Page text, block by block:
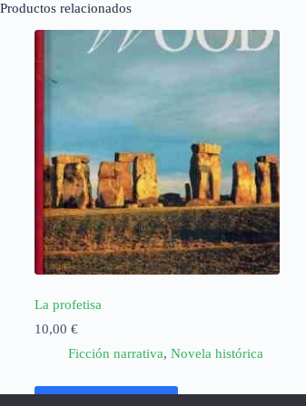
Productos relacionados
La profetisa
10,00 €
Ficción narrativa, Novela histórica